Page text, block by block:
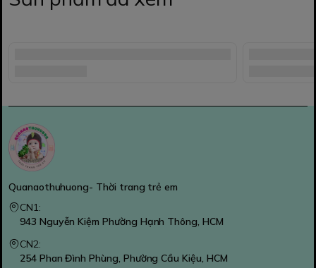
Quanaothuhuong- Thời trang trẻ em
CN1:
943 Nguyễn Kiệm Phường Hạnh Thông, HCM
CN2:
254 Phan Đình Phùng, Phường Cầu Kiệu, HCM